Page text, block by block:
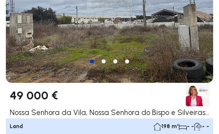
49 000 €
Nossa Senhora da Vila, Nossa Senhora do Bispo e Silveiras, Montemor-o-Novo
Land 198 m² - - - -